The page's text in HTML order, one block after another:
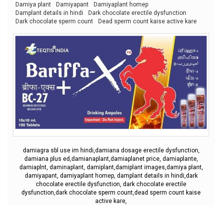
Damiya plant
Damiyapant
Damiyaplant homep
Damplant details in hindi
Dark chocolate erectile dysfunction
Dark chocolate sperm count
Dead sperm count kaise active kare
damiagra sbl use im hindi,damiana dosage erectile dysfunction,
damiana plus ed,damianaplant,damiaplanet price, damiaplante,
damiaplnt, daminaplant, damiplant,damiplant images,damiya plant,
damiyapant, damiyaplant homep, damplant details in hindi,dark
chocolate erectile dysfunction, dark chocolate erectile
dysfunction,dark chocolate sperm count,dead sperm count kaise
active kare,